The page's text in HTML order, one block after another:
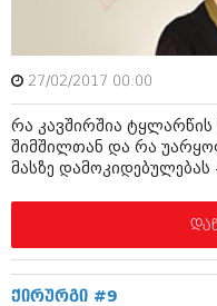
ინტერვიუები
ამბები
საზოგადოება
მოდი, ვილაპარაკოთ
მოდა + დიზაინი
რელიგია
მოდი, ვილაპარაკოთ
მოდა + დიზაინი
რელიგია
კადრს მიღმა
27/02/2017 00:00
რა კავშირშია ტყლარწის
შიმშილთან და რა
მასზე დამოკიდებულებას
ქირურგი #9